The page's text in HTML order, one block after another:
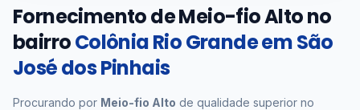
Fornecimento de Meio-fio Alto no
bairroColônia Rio Grande em São
José dos Pinhais
Procurando por Meio-fio Alto de qualidade superior no